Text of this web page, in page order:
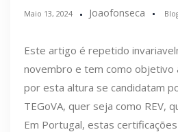
Maio 13, 2024 Joaofonseca
Este artigo é repetido
novembro e tem como objetivo
por esta altura se candidatam
TEGoVA, quer seja como REV,
Em Portugal, estas